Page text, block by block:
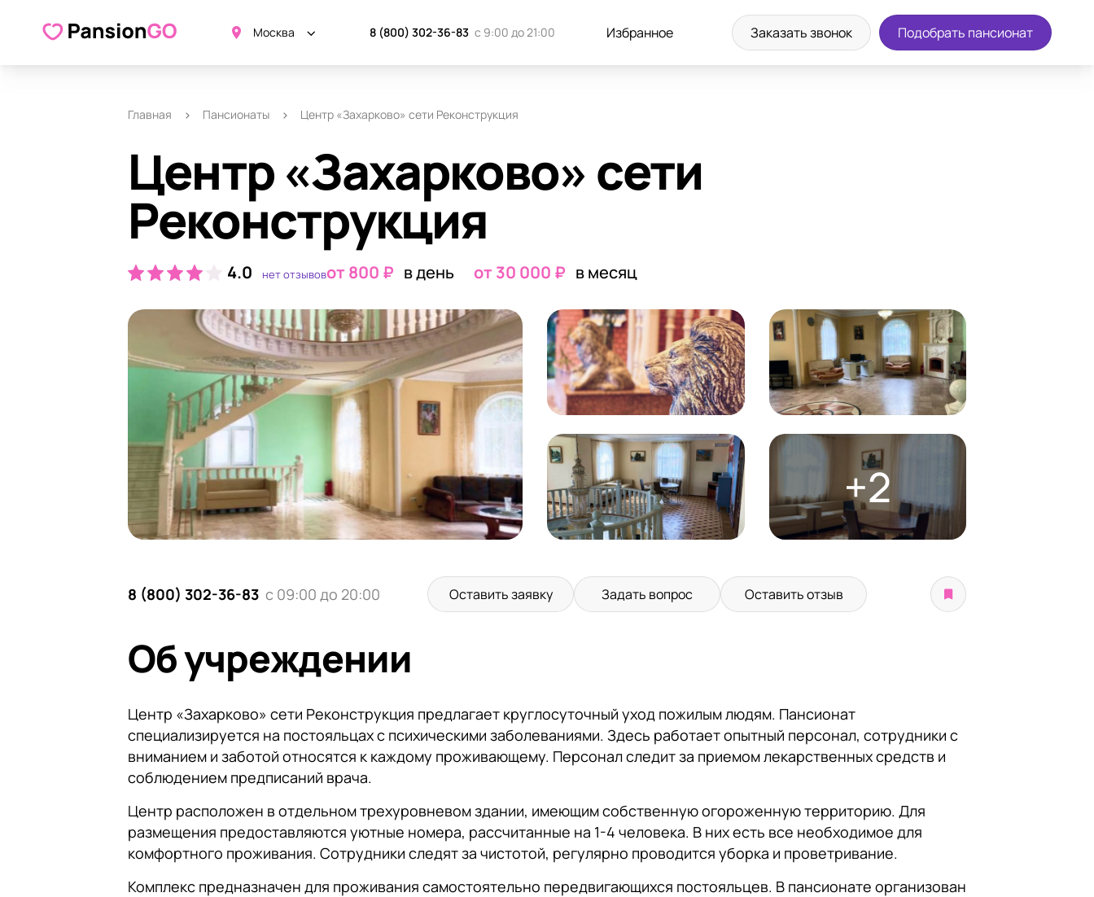
Москва 8 (800) 302-36-83 с 9:00 до 21:00 Избранное Заказать звонок Подобрать пансионат
О пансионате Запись на экскурсию 8 (800) 302-36-83
Главная Пансионаты Центр «Захарково» сети Реконструкция
Центр «Захарково» сети
Реконструкция
4.0 нет отзывовот 800 ₽ в день от 30 000 ₽ в месяц
+2
8 (800) 302-36-83 с 09:00 до 20:00 Оставить заявку Задать вопрос Оставить отзыв
Об учреждении
Центр «Захарково» сети Реконструкция предлагает круглосуточный уход пожилым людям. Пансионат
специализируется на постояльцах с психическими заболеваниями. Здесь работает опытный персонал, сотрудники с
вниманием и заботой относятся к каждому проживающему. Персонал следит за приемом лекарственных средств и
соблюдением предписаний врача.
Центр расположен в отдельном трехуровневом здании, имеющим собственную огороженную территорию. Для
размещения предоставляются уютные номера, рассчитанные на 1-4 человека. В них есть все необходимое для
комфортного проживания. Сотрудники следят за чистотой, регулярно проводится уборка и проветривание.
Комплекс предназначен для проживания самостоятельно передвигающихся постояльцев. В пансионате организован